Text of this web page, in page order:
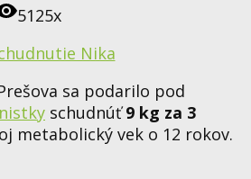
5125x
sa podarilo pod
schudnúť9 kg za 3
metabolický vek o 12 rokov.